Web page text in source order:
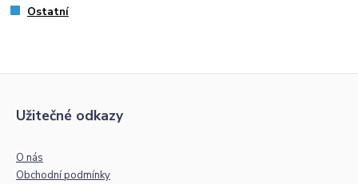
Ostatní
Užitečné odkazy
O nás
Obchodní podmínky